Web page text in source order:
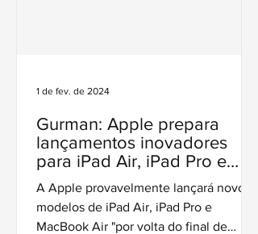
Gurman: Apple prepara
lançamentos inovadores
para iPad Air, iPad Pro e
MacBook Air
A Apple provavelmente lançará novos
modelos de iPad Air, iPad Pro e
MacBook Air "por volta do final de
1 de fev. de 2024